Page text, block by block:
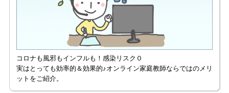
コロナも風邪もインフルも！感染リスク０
実はとっても効率的＆効果的♪オンライン家庭教師ならではのメリ
ットをご紹介。